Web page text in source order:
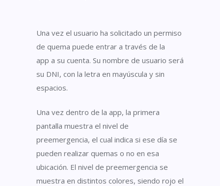
Una vez el usuario ha solicitado un permiso
de quema puede entrar a través de la
app a su cuenta. Su nombre de usuario será
su DNI, con la letra en mayúscula y sin
espacios.
Una vez dentro de la app, la primera
pantalla muestra el nivel de
preemergencia, el cual indica si ese día se
pueden realizar quemas o no en esa
ubicación. El nivel de preemergencia se
muestra en distintos colores, siendo rojo el